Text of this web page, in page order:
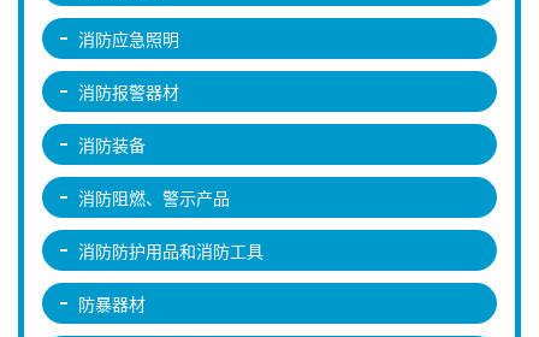
消防应急照明
消防报警器材
消防装备
消防阻燃、警示产品
消防防护用品和消防工具
防暴器材